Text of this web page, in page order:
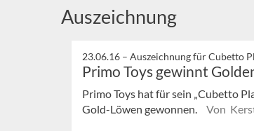
Auszeichnung
23.06.16 – Auszeichnung für Cubetto
Primo Toys gewinnt
Primo Toys hat für sein „Cubetto
Gold-Löwen gewonnen.
Von